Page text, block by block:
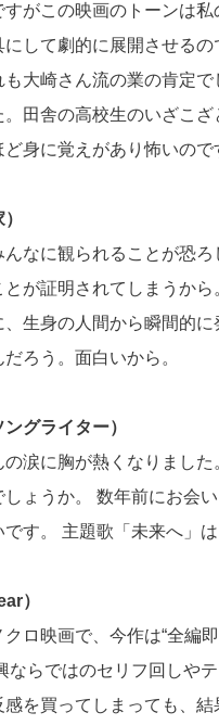
がこの映画のトーンは
して劇的に展開させる
大崎さん流の業の肯定
田舎の高校生のいざこ
身に覚えがあり怖いので
なに観られることが恐
とが証明されてしまうか
生身の人間から瞬間的
ろう。面白いから。
グライター）
涙に胸が熱くなりまし
ょうか。 数年前にお会
す。 主題歌「未来へ」
）
ロ映画で、今作は“全編
ならではのセリフ回しや
を買ってしまっても、